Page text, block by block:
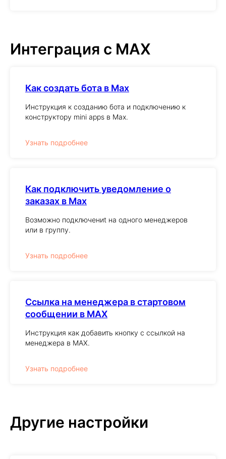
Интеграция с MAX
Как создать бота в Max
Инструкция к созданию бота и подключению к
конструктору mini apps в Max.
Узнать подробнее
Как подключить уведомление о
заказах в Max
Возможно подключениt на одного менеджеров
или в группу.
Узнать подробнее
Ссылка на менеджера в стартовом
сообщении в MAX
Инструкция как добавить кнопку с ссылкой на
менеджера в MAX.
Узнать подробнее
Другие настройки